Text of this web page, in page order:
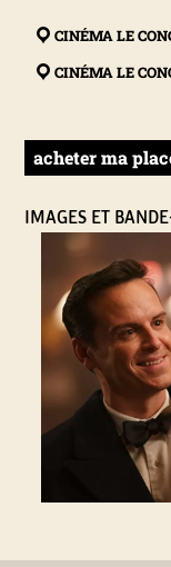
A
L
CINÉMA LE
CINÉMA LE
acheter ma
IMAGES ET